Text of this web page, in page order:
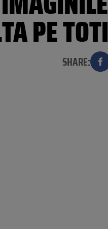
PE TOTI
SHARE: